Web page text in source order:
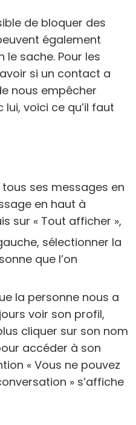
de bloquer des
également
le sache. Pour les
si un contact a
nous empêcher
lui, voici ce qu’il faut
ses messages en
en haut à
sur « Tout afficher »,
sélectionner la
que l’on
la personne nous a
voir son profil,
cliquer sur son nom
accéder à son
« Vous ne pouvez
» s’affiche